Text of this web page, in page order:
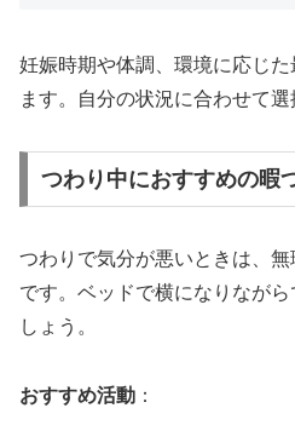
妊娠時期や体調、環境に応じ
ます。自分の状況に合わせて選
つわり中におすすめの暇
つわりで気分が悪いときは、
です。ベッドで横になりなが
しょう。
おすすめ活動 ：